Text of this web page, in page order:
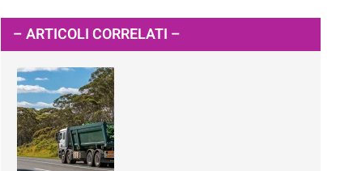
– ARTICOLI CORRELATI –